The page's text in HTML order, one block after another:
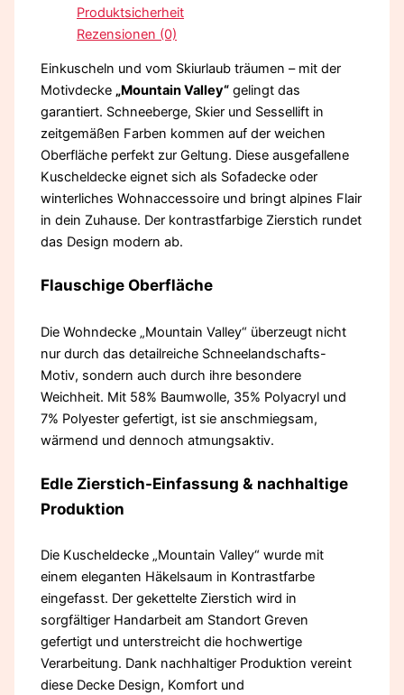
Produktsicherheit
Rezensionen (0)
Einkuscheln und vom Skiurlaub träumen – mit der
Motivdecke „Mountain Valley“ gelingt das
garantiert. Schneeberge, Skier und Sessellift in
zeitgemäßen Farben kommen auf der weichen
Oberfläche perfekt zur Geltung. Diese ausgefallene
Kuscheldecke eignet sich als Sofadecke oder
winterliches Wohnaccessoire und bringt alpines Flair
in dein Zuhause. Der kontrastfarbige Zierstich rundet
das Design modern ab.
Flauschige Oberfläche
Die Wohndecke „Mountain Valley“ überzeugt nicht
nur durch das detailreiche Schneelandschafts-
Motiv, sondern auch durch ihre besondere
Weichheit. Mit 58% Baumwolle, 35% Polyacryl und
7% Polyester gefertigt, ist sie anschmiegsam,
wärmend und dennoch atmungsaktiv.
Edle Zierstich-Einfassung & nachhaltige
Produktion
Die Kuscheldecke „Mountain Valley“ wurde mit
einem eleganten Häkelsaum in Kontrastfarbe
eingefasst. Der gekettelte Zierstich wird in
sorgfältiger Handarbeit am Standort Greven
gefertigt und unterstreicht die hochwertige
Verarbeitung. Dank nachhaltiger Produktion vereint
diese Decke Design, Komfort und